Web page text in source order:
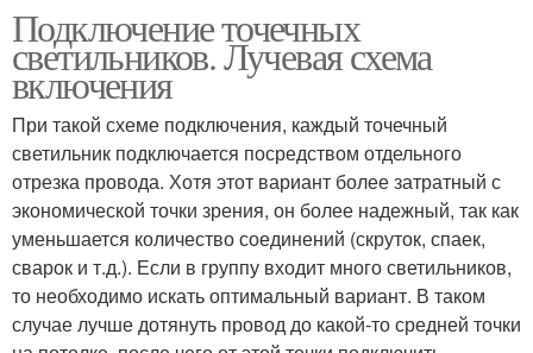
Подключение точечных
светильников. Лучевая схема
включения
При такой схеме подключения, каждый точечный
светильник подключается посредством отдельного
отрезка провода. Хотя этот вариант более затратный с
экономической точки зрения, он более надежный, так как
уменьшается количество соединений (скруток, спаек,
сварок и т.д.). Если в группу входит много светильников,
то необходимо искать оптимальный вариант. В таком
случае лучше дотянуть провод до какой-то средней точки